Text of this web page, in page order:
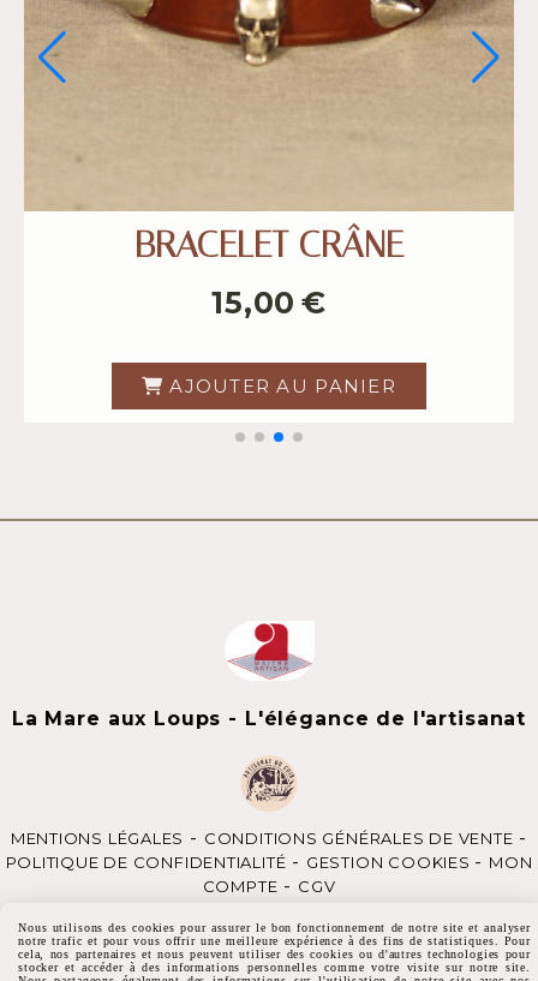
CAMRON
AU PANIER
Bracelets
La Mare aux Loups - L'élégance de l'artisanat
MENTIONS LÉGALES
CONDITIONS GÉNÉRALES DE VENTE
POLITIQUE DE CONFIDENTIALITÉ
GESTION COOKIES
MON
COMPTE
CGV
Nous utilisons des cookies pour assurer le bon fonctionnement de notre site et analyser
notre trafic et pour vous offrir une meilleure expérience à des fins de statistiques. Pour
cela, nos partenaires et nous peuvent utiliser des cookies ou d'autres technologies pour
stocker et accéder à des informations personnelles comme votre visite sur notre site.